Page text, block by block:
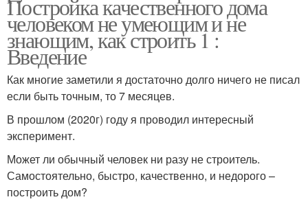
Постройка качественного дома
человеком не умеющим и не
знающим, как строить 1 :
Введение
Как многие заметили я достаточно долго ничего не писал
если быть точным, то 7 месяцев.
В прошлом (2020г) году я проводил интересный
эксперимент.
Может ли обычный человек ни разу не строитель.
Самостоятельно, быстро, качественно, и недорого –
построить дом?